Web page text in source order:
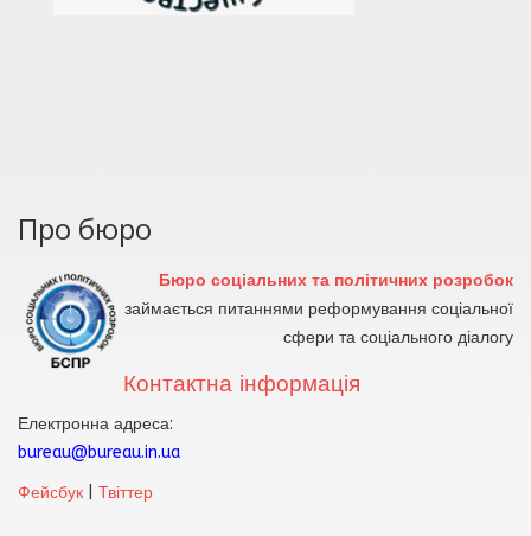
Про бюро
Бюро соціальних та політичних розробок
займається питаннями реформування соціальної
сфери та соціального діалогу
Контактна інформація
Електронна адреса:
bureau@bureau.in.ua
Фейсбук
Твіттер